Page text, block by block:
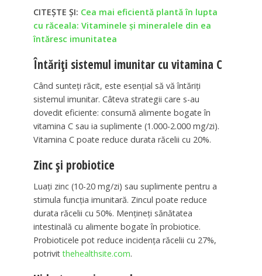
CITEȘTE ȘI: Cea mai eficientă plantă în lupta
cu răceala: Vitaminele și mineralele din ea
întăresc imunitatea
Întăriți sistemul imunitar cu vitamina C
Când sunteți răcit, este esențial să vă întăriți
sistemul imunitar. Câteva strategii care s-au
dovedit eficiente: consumă alimente bogate în
vitamina C sau ia suplimente (1.000-2.000 mg/zi).
Vitamina C poate reduce durata răcelii cu 20%.
Zinc și probiotice
Luați zinc (10-20 mg/zi) sau suplimente pentru a
stimula funcția imunitară. Zincul poate reduce
durata răcelii cu 50%. Mențineți sănătatea
intestinală cu alimente bogate în probiotice.
Probioticele pot reduce incidența răcelii cu 27%,
potrivitthehealthsite.com.